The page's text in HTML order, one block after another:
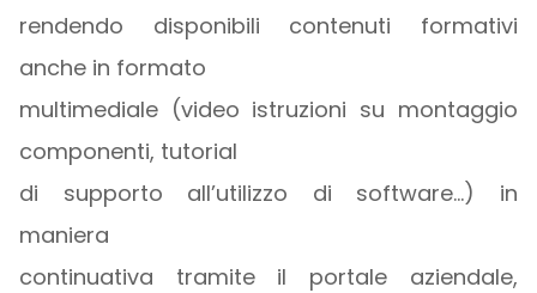
rendendo disponibili contenuti formativi
anche in formato
multimediale (video istruzioni su montaggio
componenti, tutorial
di supporto all’utilizzo di software…) in
maniera
continuativa tramite il portale aziendale,